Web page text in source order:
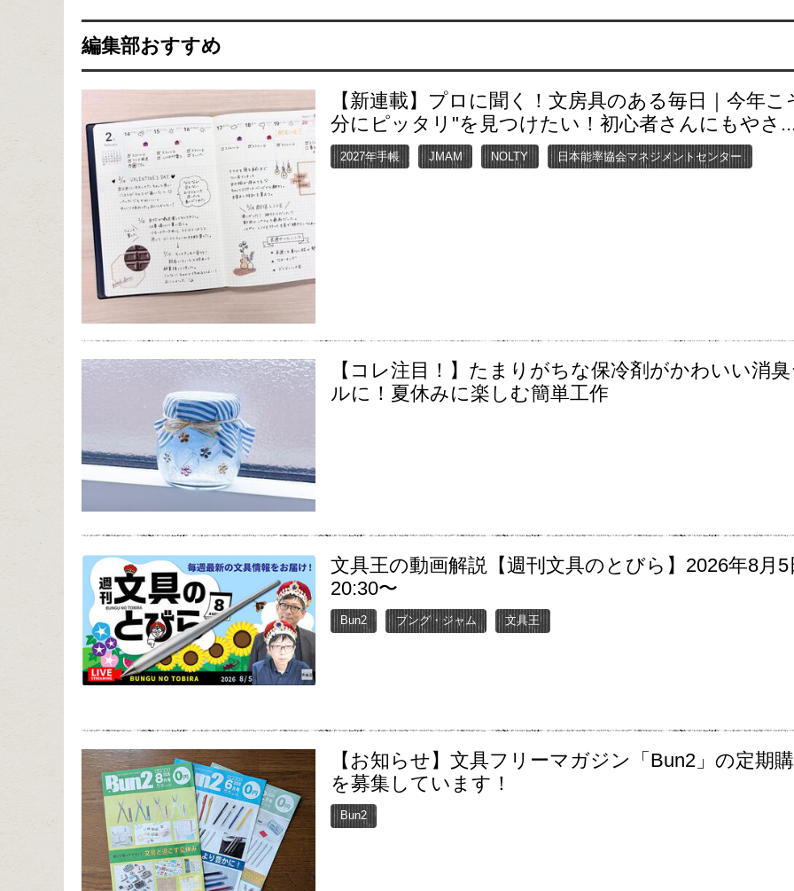
編集部おすすめ
【新連載】プロに聞く！文房具のある毎日｜今年こ
分にピッタリ"を見つけたい！初心者さんにもやさ
2027年手帳 JMAM NOLTY 日本能率協会マネジメントセンター
【コレ注目！】たまりがちな保冷剤がかわいい消
ルに！夏休みに楽しむ簡単工作
文具王の動画解説【週刊文具のとびら】2026年8月5
20:30〜
Bun2 ブング・ジャム 文具王
【お知らせ】文具フリーマガジン「Bun2」の定期
を募集しています！
Bun2